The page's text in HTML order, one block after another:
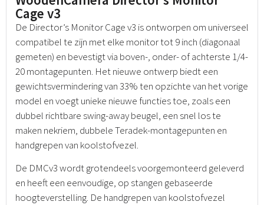
Cage v3
De Director’s Monitor Cage v3 is ontworpen om universeel
compatibel te zijn met elke monitor tot 9 inch (diagonaal
gemeten) en bevestigt via boven-, onder- of achterste 1/4-
20 montagepunten. Het nieuwe ontwerp biedt een
gewichtsvermindering van 33% ten opzichte van het vorige
model en voegt unieke nieuwe functies toe, zoals een
dubbel richtbare swing-away beugel, een snel los te
maken nekriem, dubbele Teradek-montagepunten en
handgrepen van koolstofvezel.
De DMCv3 wordt grotendeels voorgemonteerd geleverd
en heeft een eenvoudige, op stangen gebaseerde
hoogteverstelling. De handgrepen van koolstofvezel